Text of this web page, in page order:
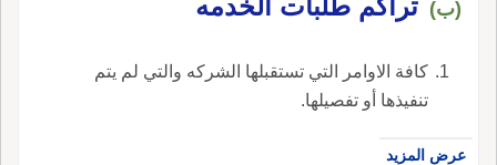
(ب)
كافة الاوامر التي تستقبلها الشركه والتي لم يتم
تنفيذها أو تفصيلها.
عرض المزيد